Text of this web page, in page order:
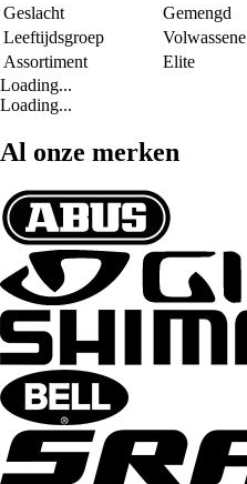
Geslacht
Gemengd
Leeftijdsgroep
Volwassene
Assortiment
Elite
Loading...
Loading...
Al onze merken